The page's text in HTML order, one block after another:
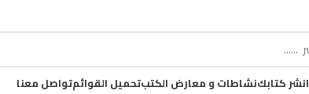
انشر كتابكنشاطات و معارض الكتبتحميل القوائمتواصل معنا